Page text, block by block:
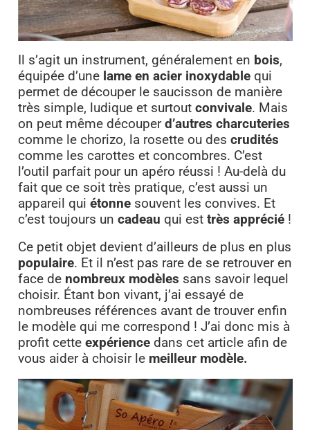
Il s’agit un instrument, généralement en bois,
équipée d’une lame en acier inoxydablequi
permet de découper le saucisson de manière
très simple, ludique et surtout convivale. Mais
on peut même découperd’autres charcuteries
comme le chorizo, la rosette ou des crudités
comme les carottes et concombres. C’est
l’outil parfait pour un apéro réussi ! Au-delà du
fait que ce soit très pratique, c’est aussi un
appareil qui étonnesouvent les convives. Et
c’est toujours un cadeau qui est très apprécié!
Ce petit objet devient d’ailleurs de plus en plus
populaire. Et il n’est pas rare de se retrouver en
face de nombreux modèles sans savoir lequel
choisir. Étant bon vivant, j’ai essayé de
nombreuses références avant de trouver enfin
le modèle qui me correspond ! J’ai donc mis à
profit cette expériencedans cet article afin de
vous aider à choisir le meilleur modèle.